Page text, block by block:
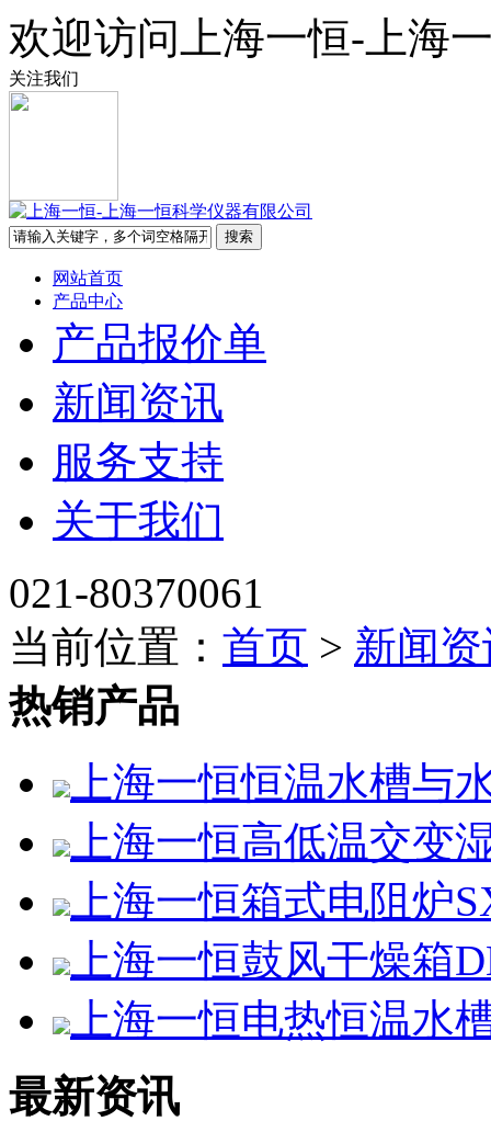
欢迎访问上海一恒-上海
关注我们
网站首页
产品中心
产品报价单
新闻资讯
服务支持
关于我们
021-80370061
当前位置： 首页 > 新闻
热销产品
上海一恒恒温水槽与
上海一恒高低温交变
上海一恒箱式电阻炉
上海一恒鼓风干燥箱
上海一恒电热恒温水
最新资讯